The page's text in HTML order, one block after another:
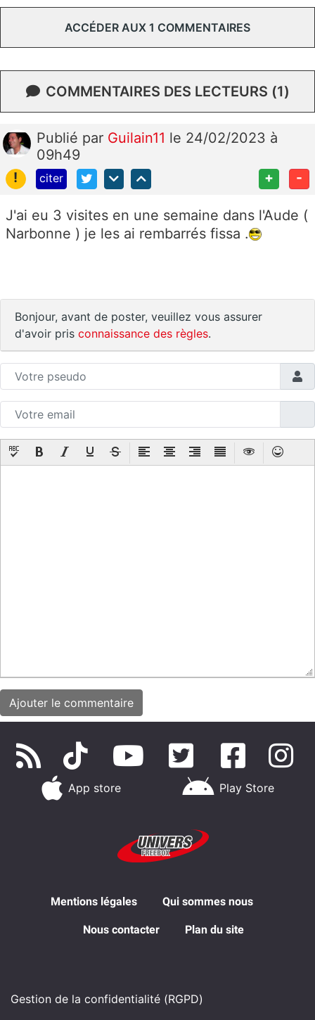
ACCÉDER AUX 1 COMMENTAIRES
COMMENTAIRES DES LECTEURS (1)
Publié par Guilain11 le 24/02/2023 à
09h49
!
citer + -
J'ai eu 3 visites en une semaine dans l'Aude (
Narbonne ) je les ai rembarrés fissa .
Bonjour, avant de poster, veuillez vous assurer
d'avoir pris connaissance des règles.
App store Play Store
Mentions légales Qui sommes nous
Nous contacter Plan du site
Gestion de la confidentialité (RGPD)